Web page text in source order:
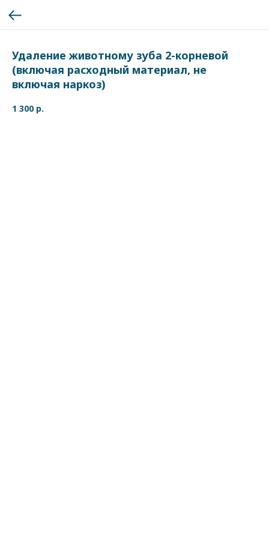
Удаление животному зуба 2-корневой
(включая расходный материал, не
включая наркоз)
1 300 р.